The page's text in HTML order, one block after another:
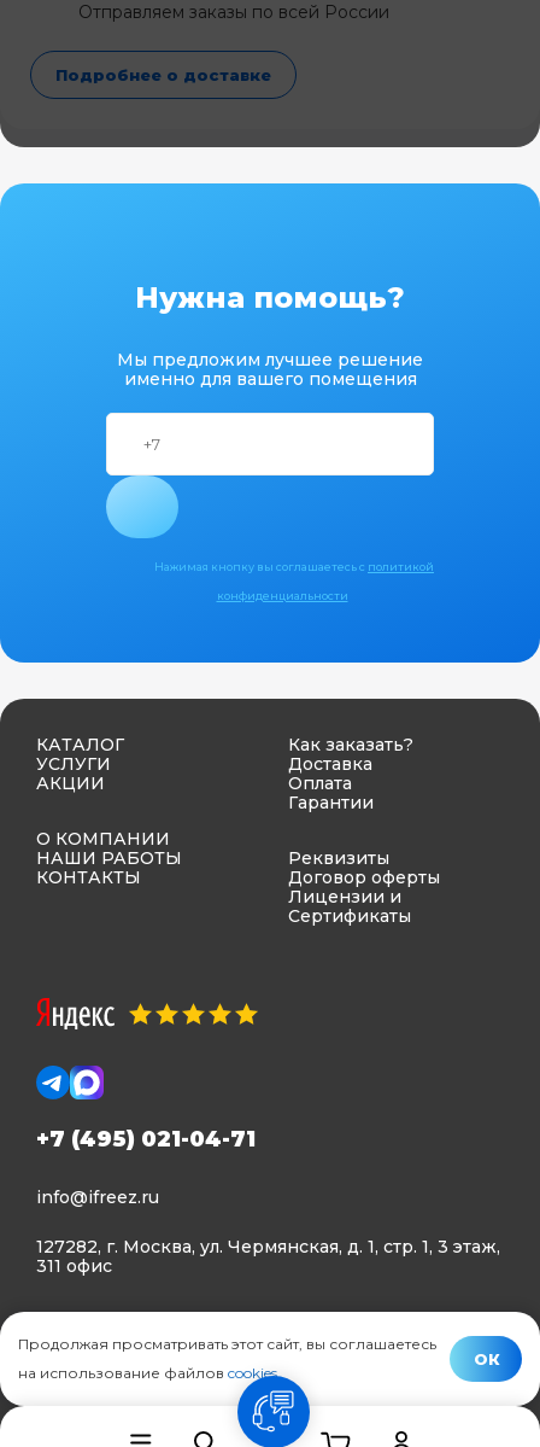
Отправляем заказы по всей России
Подробнее о доставке
Нужна помощь?
Мы предложим лучшее решение
именно для вашего помещения
Нажимая кнопку вы соглашаетесь с политикой
конфиденциальности
КАТАЛОГ
УСЛУГИ
АКЦИИ
О КОМПАНИИ
НАШИ РАБОТЫ
КОНТАКТЫ
Как заказать?
Доставка
Оплата
Гарантии
Реквизиты
Договор оферты
Лицензии и
Сертификаты
+7 (495) 021-04-71
info@ifreez.ru
127282, г. Москва, ул. Чермянская, д. 1, стр. 1, 3 этаж,
311 офис
Политика конфиденциальности
© Ifreez - продажа и установка климатической техники,
связь
Продолжая просматривать этот сайт, вы соглашаетесь
на использование файлов cookies.
ОК